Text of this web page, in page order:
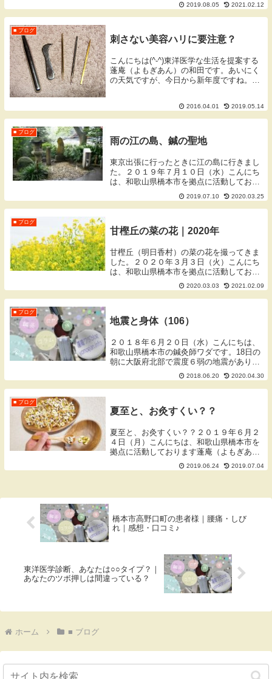
す。
2019.08.05 2021.02.12
■ ブログ
刺さない美容ハリに要注意？
こんにちは(^-^)東洋医学な生活を提案する
蓬庵（よもぎあん）の和田です。あいにく
の天気ですが、今日から新年度ですね。私
人のみなさんおめでとうございます♪ここ
のとこ...
2016.04.01 2019.05.14
■ ブログ
雨の江の島、鍼の聖地
東京出張に行ったときに江の島に行きまし
た。２０１９年７月１０日（水）こんにち
は、和歌山県橋本市を拠点に活動しており
ます蓬庵（よもぎあん）のワダです。ブロ
グをご覧いただきありがとうございます。
雨の江の島雨の江の島てい鍼ワークショッ
2019.07.10 2020.03.25
■ ブログ
甘樫丘の菜の花｜2020年
甘樫丘（明日香村）の菜の花を撮ってきま
した。２０２０年３月３日（火）こんにち
は、和歌山県橋本市を拠点に活動しており
ます蓬庵（よもぎあん）のワダです。ブロ
グをご覧いただきありがとうございます。
※一部の写真はクリックで大きくなりま
2020.03.03 2021.02.09
■ ブログ
地震と身体（106）
２０１８年６月２０日（水）こんにちは、
和歌山県橋本市の鍼灸師ワダです。18日の
朝に大阪府北部で震度６弱の地震がありま
した。18日は和歌山での施術の日でしたの
で影響はなかったのですが、火曜と金曜に
行っている師匠の治療所は茨木市です。お
2018.06.20 2020.04.30
■ ブログ
夏至と、お灸すくい？？
夏至と、お灸すくい？？２０１９年６月２
４日（月）こんにちは、和歌山県橋本市を
拠点に活動しております蓬庵（よもぎあ
ん）のワダです。ブログをご覧いただきあ
りがとうございます。まずは季節のおはな
2019.06.24 2019.07.04
橋本市高野口町の患者様｜腰痛・しび
れ｜感想・口コミ♪
東洋医学診断、あなたは○○タイプ？｜
あなたのツボ押しは間違っている？
ホーム ■ ブログ